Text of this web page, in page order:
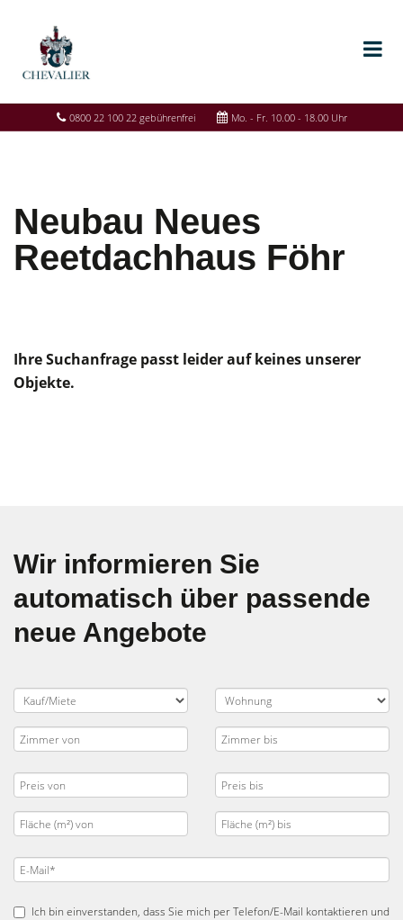
0800 22 100 22 gebührenfrei Mo. - Fr. 10.00 - 18.00 Uhr
Neubau Neues
Reetdachhaus Föhr
Ihre Suchanfrage passt leider auf keines unserer
Objekte.
Wir informieren Sie
automatisch über passende
neue Angebote
Ich bin einverstanden, dass Sie mich per Telefon/E-Mail kontaktieren und